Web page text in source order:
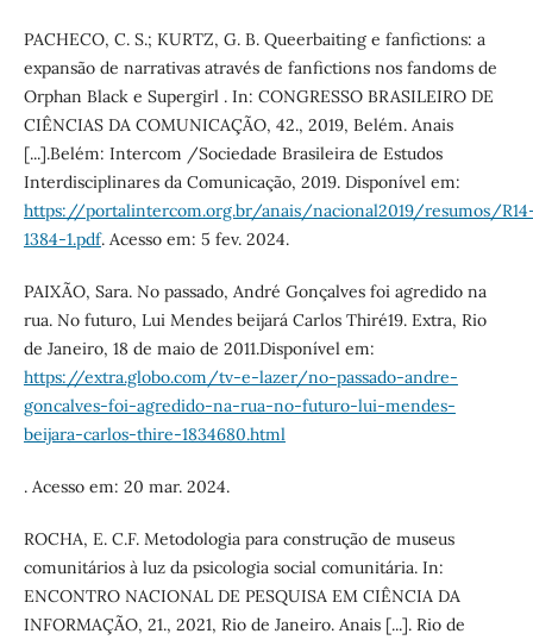
PACHECO, C. S.; KURTZ, G. B. Queerbaiting e fanfictions: a
expansão de narrativas através de fanfictions nos fandoms de
Orphan Black e Supergirl . In: CONGRESSO BRASILEIRO DE
CIÊNCIAS DA COMUNICAÇÃO, 42., 2019, Belém. Anais
[...].Belém: Intercom /Sociedade Brasileira de Estudos
Interdisciplinares da Comunicação, 2019. Disponível em:
https://portalintercom.org.br/anais/nacional2019/resumos/
1384-1.pdf. Acesso em: 5 fev. 2024.
PAIXÃO, Sara. No passado, André Gonçalves foi agredido na
rua. No futuro, Lui Mendes beijará Carlos Thiré19. Extra, Rio
de Janeiro, 18 de maio de 2011.Disponível em:
https://extra.globo.com/tv-e-lazer/no-passado-andre-
goncalves-foi-agredido-na-rua-no-futuro-lui-mendes-
beijara-carlos-thire-1834680.html
. Acesso em: 20 mar. 2024.
ROCHA, E. C.F. Metodologia para construção de museus
comunitários à luz da psicologia social comunitária. In:
ENCONTRO NACIONAL DE PESQUISA EM CIÊNCIA DA
INFORMAÇÃO, 21., 2021, Rio de Janeiro. Anais [...]. Rio de